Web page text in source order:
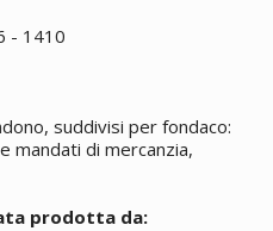
- 1410
suddivisi per fondaco:
mandati di mercanzia,
prodotta da: